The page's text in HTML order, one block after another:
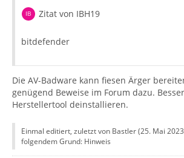
Zitat von IBH19
bitdefender
Die AV-Badware kann fiesen Ärger
genügend Beweise im Forum dazu.
Herstellertool deinstallieren.
Einmal editiert, zuletzt von Bastler (25. Mai
folgendem Grund: Hinweis